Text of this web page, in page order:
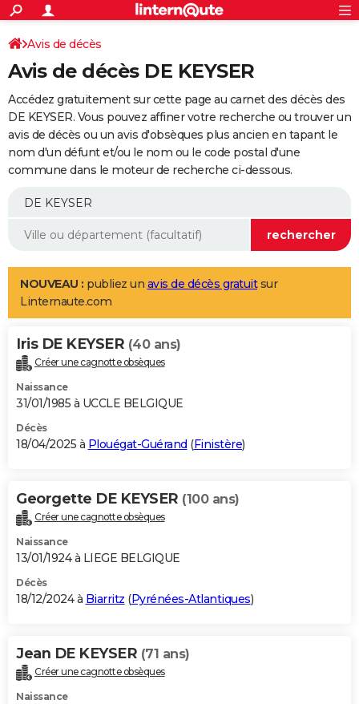
ACTUALITÉS
Politique
Société
Faits Divers
Education
Monde
Villes
+
SPORT
Coupe du monde 2026
Football
Tennis
Cyclisme
Rugby
Forum
Programme TV
TNT
Streaming
Cinéma
Sorties cinéma
Musique
+
FINANCE
Retraite
Epargne
Immobilier
Risques naturels par ville
Banque
Assurance
AUTO
Essais
Réserver un essai
Citadines
Berlines
SUV
Forum auto
+
Mobiles
Meilleur smartphone
Internet
Ordinateurs
Jeux vidéo
Guide high-tech
Aménagement intérieur
LIFESTYLE
Art de vivre
Bien-être
Loisirs
Mode
Modes de vie
Alimentation
Guide de la santé
Maladies
Médicaments
Sommeil
VOYAGE
Destinations
City break
Voyage nature
Voyage de noces
Forum
Climat
+PHOTO
GUIDES D'ACHAT
BONS PLANS
Carte de Noël
Carte Bonne année
Carte Saint-Valentin
Carte Pâques
Carte d'anniversaire
DICTIONNAIRE
Dictionnaire
Biographies
Citations
Expressions
Proverbes
PROGRAMME TV
S'inscrire
Se connecter
Lycées
Collèges
Primaires
Universités
Entreprises
Service militaire
Avis de recherche
AVIS DE DÉCÈS
Bricolage
Lifestyle
Culture
Sport
Auto
Television
Voyage
Cinema
Avis de décès
Avis de décès DE KEYSER
Accédez gratuitement sur cette page au carnet des décès des
DE KEYSER. Vous pouvez affiner votre recherche ou trouver un
avis de décès ou un avis d'obsèques plus ancien en tapant le
nom d'un défunt et/ou le nom ou le code postal d'une
commune dans le moteur de recherche ci-dessous.
NOUVEAU : publiez un avis de décès gratuitsur
Linternaute.com
Iris DE KEYSER (40 ans)
Créer une cagnotte obsèques
Naissance
31/01/1985 à UCCLE BELGIQUE
Décès
18/04/2025 à Plouégat-Guérand (Finistère)
Georgette DE KEYSER (100 ans)
Créer une cagnotte obsèques
Naissance
13/01/1924 à LIEGE BELGIQUE
Décès
18/12/2024 à Biarritz (Pyrénées-Atlantiques)
Jean DE KEYSER (71 ans)
Créer une cagnotte obsèques
Naissance